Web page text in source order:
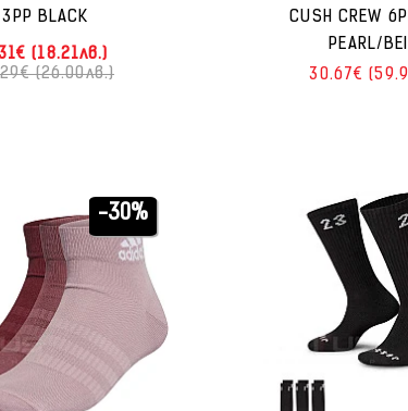
3PP BLACK
(18.21лв.)
(26.00лв.)
CUSH CREW
PEARL/
30.67€
-30%